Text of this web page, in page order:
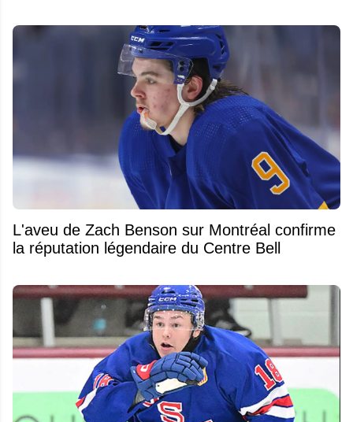
L'aveu de Zach Benson sur Montréal confirme
la réputation légendaire du Centre Bell